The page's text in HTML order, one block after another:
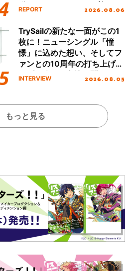
動を経てファイナルを迎える
REPORT 2026.08.06
TrySailの新たな一面がこの1
枚に！ニューシングル「憧
憬」に込めた想い、そしてフ
ァンとの10周年の打ち上げラ
イブを終えた心境を聞いた。
INTERVIEW 2026.08.05
もっと見る